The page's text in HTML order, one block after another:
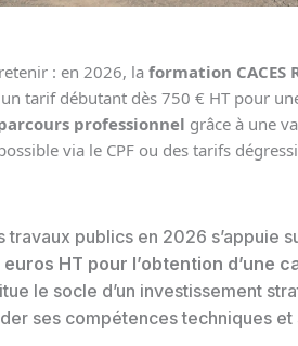
retenir : en 2026, laformation CACES
tarif débutant dès 750 € HT pour
professionnel grâce à une
via le CPF ou des tarifs
travaux publics en 2026 s’appuie
euros HT pour l’obtention d’une
le socle d’un investissement
ses compétences techniques